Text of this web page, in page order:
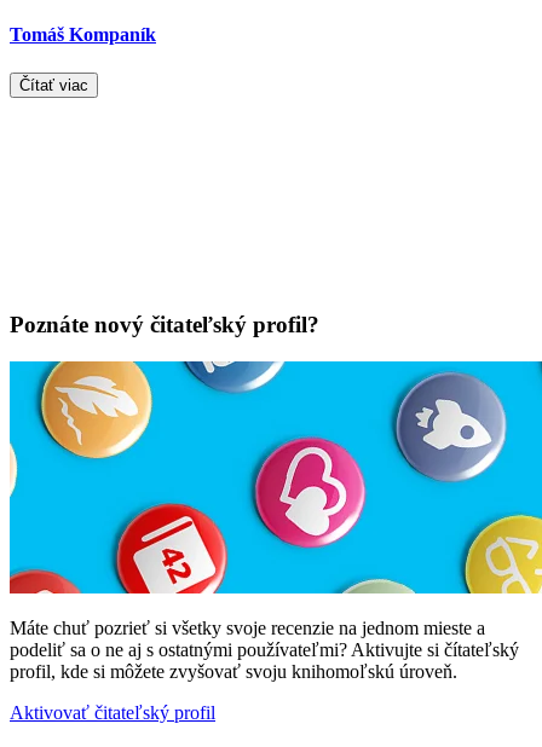
Tomáš Kompaník
Čítať viac
Poznáte nový čitateľský profil?
Máte chuť pozrieť si všetky svoje recenzie na jednom mieste a
podeliť sa o ne aj s ostatnými používateľmi? Aktivujte si čítateľský
profil, kde si môžete zvyšovať svoju knihomoľskú úroveň.
Aktivovať čitateľský profil